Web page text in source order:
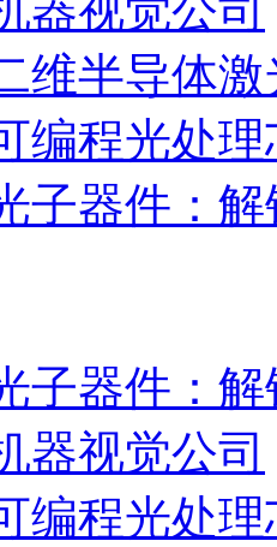
维半导体
编程光处
子器件：
子器件：
器视觉公司
编程光处